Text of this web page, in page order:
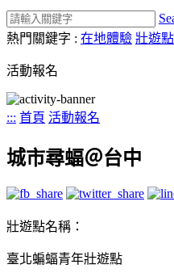
熱門關鍵字 : 在地體驗 壯遊
活動報名
::: 首頁 活動報名
城市尋蝠＠台中
壯遊點名稱：
臺北蝙蝠青年壯遊點